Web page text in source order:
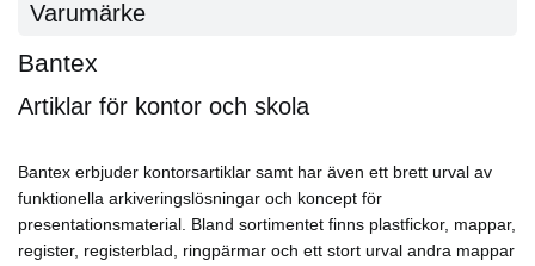
Varumärke
Bantex
Artiklar för kontor och skola
Bantex erbjuder kontorsartiklar samt har även ett brett urval av
funktionella arkiveringslösningar och koncept för
presentationsmaterial. Bland sortimentet finns plastfickor, mappar,
register, registerblad, ringpärmar och ett stort urval andra mappar